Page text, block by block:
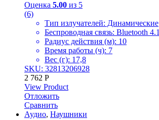
Оценка 5.00 из 5
(6)
Тип излучателей: Динамические
Беспроводная связь: Bluetooth 4.1
Радиус действия (м): 10
Время работы (ч): 7
Вес (г): 17,8
SKU: 32813206928
2 762 Р
View Product
Отложить
Сравнить
Аудио, Наушники